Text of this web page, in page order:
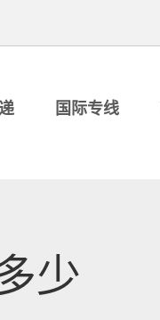
国际专线
少